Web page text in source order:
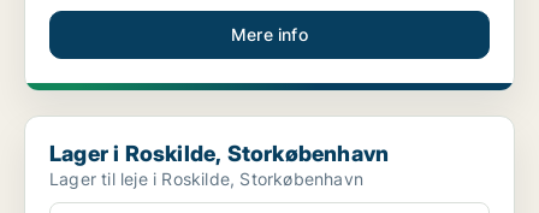
Mere info
Lager i Roskilde, Storkøbenhavn
Lager i Roskilde, Storkøbenhavn
Lager til leje i Roskilde, Storkøbenhavn